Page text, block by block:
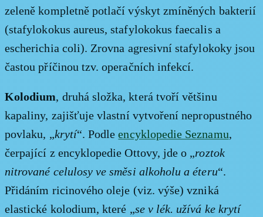
zeleně kompletně potlačí výskyt zmíněných bakterií
(stafylokokus aureus, stafylokokus faecalis a
escherichia coli). Zrovna agresivní stafylokoky jsou
častou příčinou tzv. operačních infekcí.
Kolodium, druhá složka, která tvoří většinu
kapaliny, zajišťuje vlastní vytvoření nepropustného
povlaku, „krytí“. Podleencyklopedie Seznamu,
čerpající z encyklopedie Ottovy, jde o „roztok
nitrované celulosy ve směsi alkoholu a éteru“.
Přidáním ricinového oleje (viz. výše) vzniká
elastické kolodium, které „se v lék. užívá ke krytí